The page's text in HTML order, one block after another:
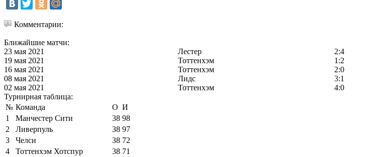
Комментарии:
Ближайшие матчи:
23 мая 2021
Лестер 2:4
19 мая 2021
Тоттенхэм 1:2
16 мая 2021
Тоттенхэм 2:0
08 мая 2021
Лидс 3:1
02 мая 2021
Тоттенхэм 4:0
Турнирная таблица:
№ Команда О И
1
Манчестер Сити 38 98
2
Ливерпуль 38 97
3
Челси 38 72
4
Тоттенхэм Хотспур 38 71